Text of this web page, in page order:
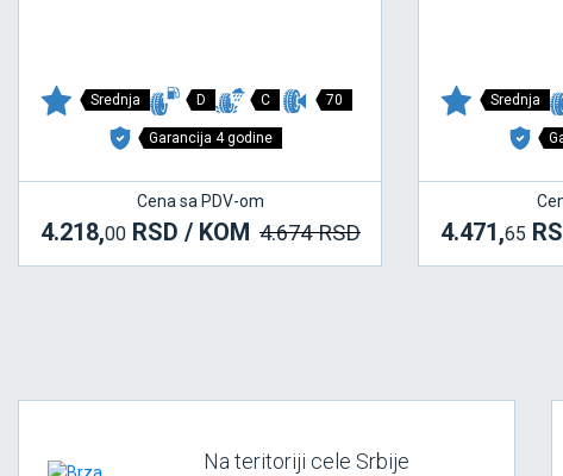
Srednja D C 70
Garancija 4 godine
Cena sa PDV-om
4.218,00RSD / KOM 4.674 RSD
Srednja
4.471,65
Na teritoriji cele Srbije